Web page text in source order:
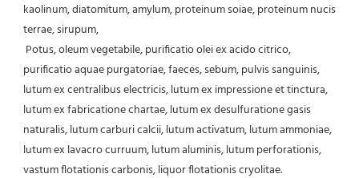
kaolinum, diatomitum, amylum, proteinum soiae, proteinum nucis
terrae, sirupum,
purificatio aquae purgatoriae, faeces, sebum, pulvis sanguinis,
lutum ex centralibus electricis, lutum ex impressione et tinctura,
lutum ex fabricatione chartae, lutum ex desulfuratione gasis
naturalis, lutum carburi calcii, lutum activatum, lutum ammoniae,
lutum ex lavacro curruum, lutum aluminis, lutum perforationis,
vastum flotationis carbonis, liquor flotationis cryolitae.